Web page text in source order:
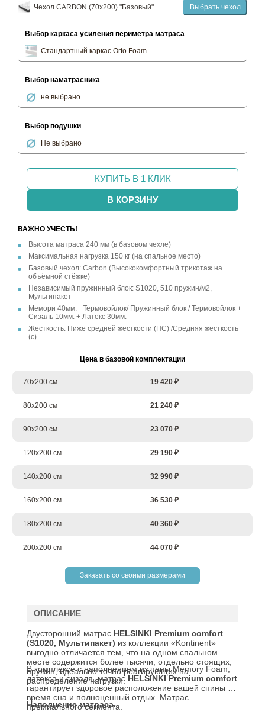
Чехол CARBON (70х200) "Базовый"
Выбрать чехол
Выбор каркаса усиления периметра матраса
Стандартный каркас Orto Foam
Выбор наматрасника
не выбрано
Выбор подушки
Не выбрано
КУПИТЬ В 1 КЛИК
В КОРЗИНУ
ВАЖНО УЧЕСТЬ!
Высота матраса 240 мм (в базовом чехле)
Максимальная нагрузка 150 кг (на спальное место)
Базовый чехол: Carbon (Высококомфортный трикотаж на
объёмной стёжке)
Независимый пружинный блок: S1020, 510 пружин/м2,
Мультипакет
Мемори 40мм.+ Термовойлок/ Пружинный блок / Термовойлок +
Сизаль 10мм. + Латекс 30мм.
Жесткость: Ниже средней жесткости (НС) /Средняя жесткость
(с)
Цена в базовой комплектации
70х200 см 19 420 ₽
80х200 см 21 240 ₽
90х200 см 23 070 ₽
120х200 см 29 190 ₽
140х200 см 32 990 ₽
160х200 см 36 530 ₽
180х200 см 40 360 ₽
200х200 см 44 070 ₽
Заказать со своими размерами
ОПИСАНИЕ
Двусторонний матрас HELSINKI Premium comfort
(S1020, Мультипакет) из коллекции «Kontinent»
выгодно отличается тем, что на одном спальном
месте содержится более тысячи, отдельно стоящих,
пружин, идеально точно реагирующих на
распределение нагрузки.
В комплексе с наполнением из пены Memory Foam,
латекса и сизаля, матрас HELSINKI Premium comfort
гарантирует здоровое расположение вашей спины во
время сна и полноценный отдых. Матрас
премиального сегмента.
Наполнение матраса.